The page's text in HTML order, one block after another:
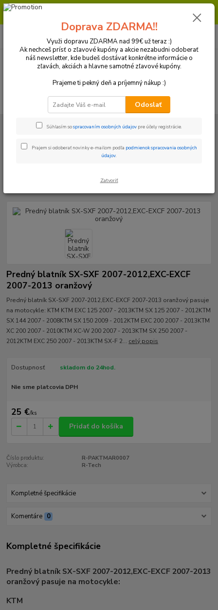
Milí zákazníci, pri objednávke nad 99€ získate poštovné ZDARMA.
(Po-Pia, 8:30-16:30 hod.)
Plasty a Kryty KTM Predné blatníky
Predný blatník SX-
Predný blatník SX-SXF 2007-
Predný blatník SX-SXF 2007-2012,EXC-EXCF
2007-2013 oranžový
Predný blatník SX-SXF 2007-2012,EXC-EXCF 2007-2013 oranžový pasuje
na motocykle: KTM KTM EXC 125 2007 - 2013KTM SX 125 2007 - 2012KTM
SX 144 2007 - 2008KTM SX 150 2009 - 2012KTM EXC 200 2007 - 2013KTM
XC 200 2007 - 2010KTM XC-W 200 2007 - 2013KTM SX 250 2007 -
2012KTM EXC 250 2007 - 2013KTM SX-F 2... celý popis
Dostupnosť skladom do 24hod.
Nie sme platcovia DPH
25 €/ks
Pridať do košíka
Číslo produktu:
R-PAKTMAR0007
Výrobca:
R-Tech
Kompletné špecifikácie
Komentáre 0
Kompletné špecifikácie
Predný blatník SX-SXF 2007-2012,EXC-EXCF 2007-2013
oranžový pasuje na motocykle:
KTM
Doprava ZDARMA!!
Využi dopravu ZDARMA nad 99€ už teraz :)
Ak nechceš prísť o zľavové kupóny a akcie nezabudni odoberať
náš newsletter, kde budeš dostávať konkrétne informácie o
zľavách, akciách a hlavne samotné zľavové kupóny.
Prajeme ti pekný deň a príjemný nákup :)
Odoslať
Súhlasím sospracovaním osobných údajov pre účely registrácie.
Prajem si odoberať novinky e-mailom podľa podmienok spracovania osobných
údajov.
Zatvoriť